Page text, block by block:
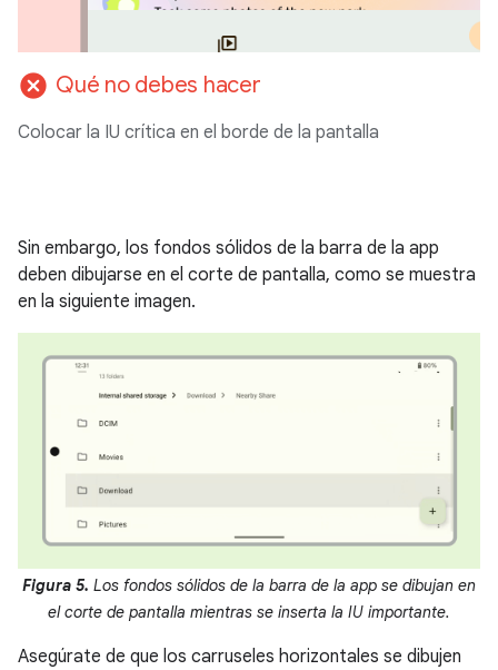
cancel Qué no debes hacer
Colocar la IU crítica en el borde de la pantalla
Sin embargo, los fondos sólidos de la barra de la app
deben dibujarse en el corte de pantalla, como se muestra
en la siguiente imagen.
Figura 5. Los fondos sólidos de la barra de la app se dibujan en
el corte de pantalla mientras se inserta la IU importante.
Asegúrate de que los carruseles horizontales se dibujen